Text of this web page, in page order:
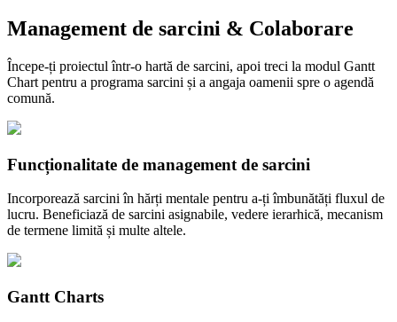
Management de sarcini & Colaborare
Începe-ți proiectul într-o hartă de sarcini, apoi treci la modul Gantt
Chart pentru a programa sarcini și a angaja oamenii spre o agendă
comună.
Funcționalitate de management de sarcini
Incorporează sarcini în hărți mentale pentru a-ți îmbunătăți fluxul de
lucru. Beneficiază de sarcini asignabile, vedere ierarhică, mecanism
de termene limită și multe altele.
Gantt Charts